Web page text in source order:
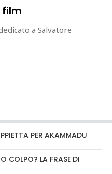
film
a Salvatore
PER AKAMMADU
COLPO? LA FRASE DI